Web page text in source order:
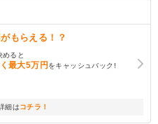
がもらえる！？
めると
最大5万円 をキャッシュバック!
細はコチラ！